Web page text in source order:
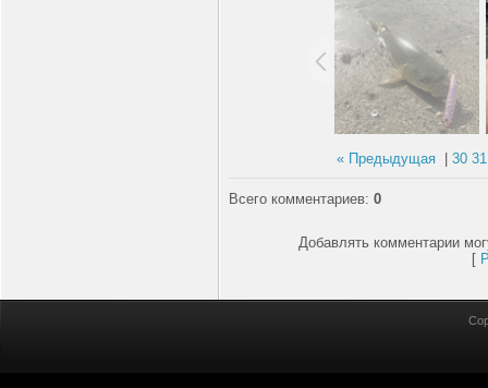
« Предыдущая 30 31
Всего комментариев: 0
Добавлять комментарии
[